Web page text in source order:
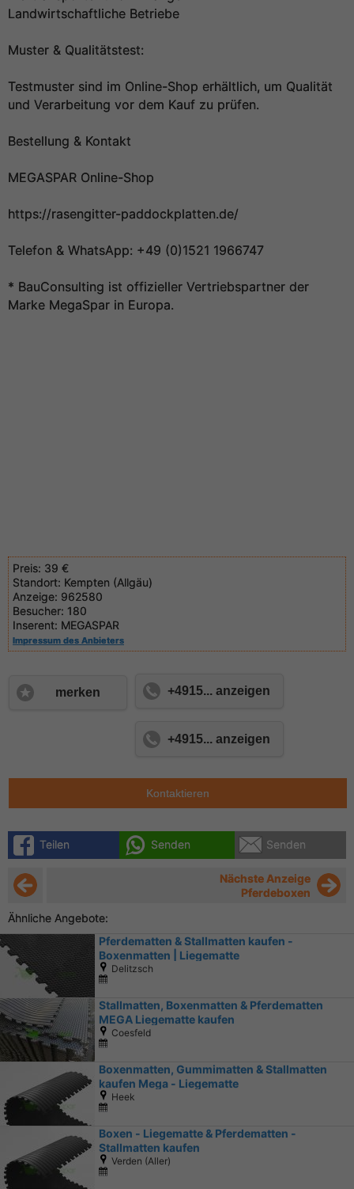
Landwirtschaftliche Betriebe
Muster & Qualitätstest:
Testmuster sind im Online-Shop erhältlich, um Qualität
und Verarbeitung vor dem Kauf zu prüfen.
Bestellung & Kontakt
MEGASPAR Online-Shop
https://rasengitter-paddockplatten.de/
Telefon & WhatsApp: +49 (0)1521 1966747
* BauConsulting ist offizieller Vertriebspartner der
Marke MegaSpar in Europa.
Preis: 39 €
Standort: Kempten (Allgäu)
Anzeige: 962580
Besucher: 180
Inserent: MEGASPAR
Impressum des Anbieters
merken +4915... anzeigen
+4915... anzeigen
Kontaktieren
Teilen Senden Senden
Nächste Anzeige
Pferdeboxen
Ähnliche Angebote:
Pferdematten & Stallmatten kaufen -
Boxenmatten | Liegematte
Delitzsch
Stallmatten, Boxenmatten & Pferdematten
MEGA Liegematte kaufen
Coesfeld
Boxenmatten, Gummimatten & Stallmatten
kaufen Mega - Liegematte
Heek
Boxen - Liegematte & Pferdematten -
Stallmatten kaufen
Verden (Aller)